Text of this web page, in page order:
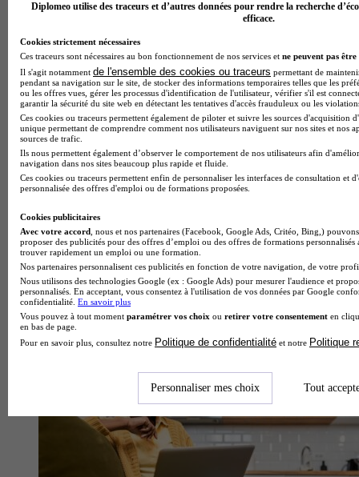
Logement étudiant : dois-je payer la taxe foncière ?
Crise du logement étudiant : « Sans toit, pas d'études, pas
d'emploi, pas d'autonomie »
Diplomeo utilise des traceurs et d’autres données pour rendre la recherche
efficace.
Cookies strictement nécessaires
Ces traceurs sont nécessaires au bon fonctionnement de nos services et ne peuvent pas être
Il s'agit notamment de l'ensemble des cookies ou traceurs permettant de
pendant sa navigation sur le site, de stocker des informations temporaires telles que les
ou les offres vues, gérer les processus d'identification de l'utilisateur, vérifier s'il est
garantir la sécurité du site web en détectant les tentatives d'accès frauduleux ou les
Ces cookies ou traceurs permettent également de piloter et suivre les sources d'acquisition
unique permettant de comprendre comment nos utilisateurs naviguent sur nos sites et nos
sources de trafic.
Ils nous permettent également d’observer le comportement de nos utilisateurs afin
navigation dans nos sites beaucoup plus rapide et fluide.
Ces cookies ou traceurs permettent enfin de personnaliser les interfaces de consultation et
personnalisée des offres d'emploi ou de formations proposées.
Cookies publicitaires
Avec votre accord , nous et nos partenaires (Facebook, Google Ads, Critéo, Bing,)
proposer des publicités pour des offres d’emploi ou des offres de formations
trouver rapidement un emploi ou une formation.
Nos partenaires personnalisent ces publicités en fonction de votre navigation, de votre
Nous utilisons des technologies Google (ex : Google Ads) pour mesurer l'audience et
personnalisés. En acceptant, vous consentez à l'utilisation de vos données par Google
confidentialité. En savoir plus
Vous pouvez à tout moment paramétrer vos choix ou retirer votre consentement en
en bas de page.
Pour en savoir plus, consultez notre Politique de confidentialité et notre Politique
Personnaliser mes choix Tout